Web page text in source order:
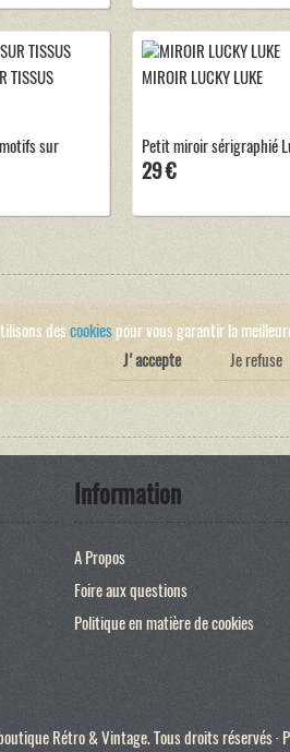
TISSUS
sur
MIROIR LUCKY LUKE
Petit miroir sérigraphié
29 €
des cookiespour vous garantir la
J'accepte
Je refuse
Information
A Propos
Foire aux questions
Politique en matière de cookies
Rétro & Vintage. Tous droits réservés ·